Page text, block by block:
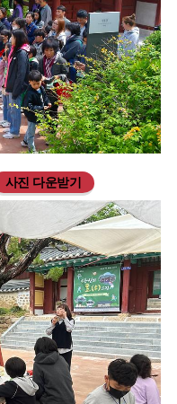
사진 다운받기